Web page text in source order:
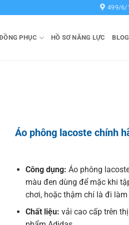
499/6/
PHỤC HỒ SƠ NĂNG LỰC
Áo phông lacoste chính
Công dụng: Áo phông
màu đen dùng để mặc khi
chơi, hoặc thậm chí là đi làm
Chất liệu: vải cao cấp trên